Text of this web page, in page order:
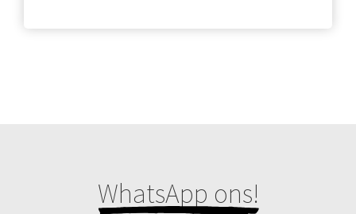
WhatsApp ons!